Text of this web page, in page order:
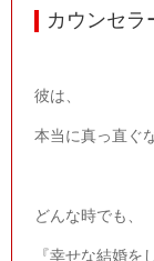
カウンセラ
彼は、
本当に真っ直ぐ
どんな時でも、
『幸せな結婚を